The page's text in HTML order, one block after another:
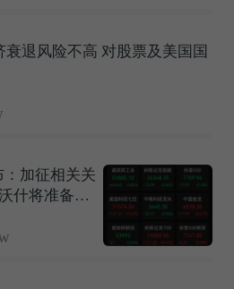
退风险不高 对股票及美国国
：加征相关关
什将准备在9